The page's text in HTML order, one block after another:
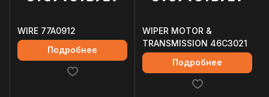
WIRE 77A0912
Подробнее
WIPER MOTOR &
TRANSMISSION 46C3021
Подробнее